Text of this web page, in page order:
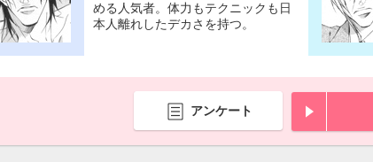
める人気者。体力もテクニックも日
本人離れしたデカさを持つ。
アンケート